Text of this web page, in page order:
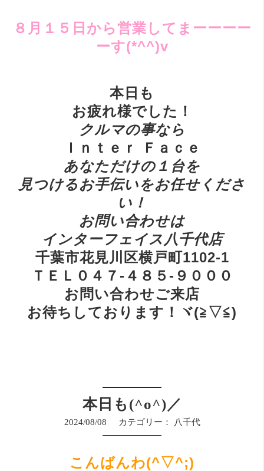
８月１５日から営業してまーーーー
ーす(*^^)v
本日も
お疲れ様でした！
クルマの事なら
Ｉｎｔｅｒ Ｆａｃｅ
あなただけの１台を
見つけるお手伝いをお任せくださ
い！
お問い合わせは
インターフェイス八千代店
千葉市花見川区横戸町1102-1
ＴＥＬ０４７-４８５-９０００
お問い合わせご来店
お待ちしております！ヾ(≧▽≦)
本日も(^o^)／
2024/08/08 カテゴリー： 八千代
こんばんわ(^▽^;)